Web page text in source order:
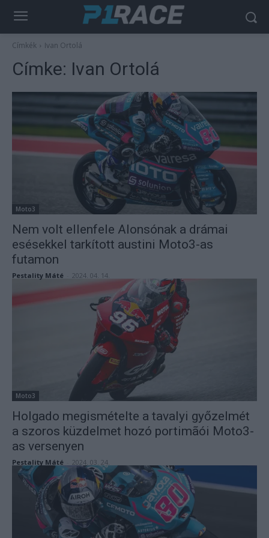
Címkék Ivan Ortolá
Címke: Ivan Ortolá
Moto3
Nem volt ellenfele Alonsónak a drámai
esésekkel tarkított austini Moto3-as
futamon
Pestality Máté 2024. 04. 14.
Moto3
Holgado megismételte a tavalyi győzelmét
a szoros küzdelmet hozó portimãói Moto3-
as versenyen
Pestality Máté 2024. 03. 24.